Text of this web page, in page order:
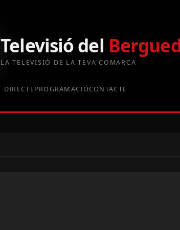
Televisió del
LA TELEVISIÓ DE LA TEVA COMARCA
DIRECTEPROGRAMACIÓCONTACTE